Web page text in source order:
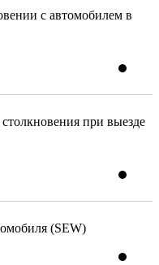
с автомобилем в
при выезде
(SEW)